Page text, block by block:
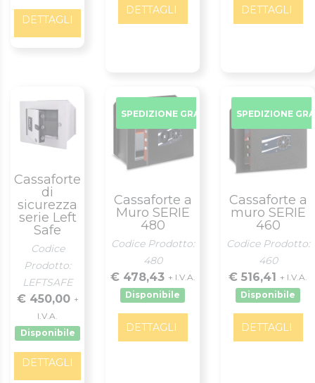
DETTAGLI
DETTAGLI DETTAGLI
Cassaforte
di
sicurezza
serie Left
Safe
Codice
Prodotto:
LEFTSAFE
€ 450,00 +
I.V.A.
Disponibile
DETTAGLI
SPEDIZIONE GRATUITA
Cassaforte a
Muro SERIE
480
Codice Prodotto:
480
€ 478,43 + I.V.A.
Disponibile
DETTAGLI
SPEDIZIONE
Cassaforte a
muro SERIE
460
Codice Prodotto:
460
€ 516,41
+ I.V.A.
Disponibile
DETTAGLI